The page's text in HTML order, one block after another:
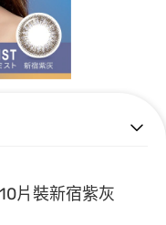
片裝新宿紫灰